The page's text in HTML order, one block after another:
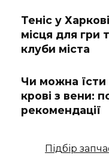
Теніс у
місця для гри
клуби міста
Чи можна
крові з вени:
рекомендації
Підбір